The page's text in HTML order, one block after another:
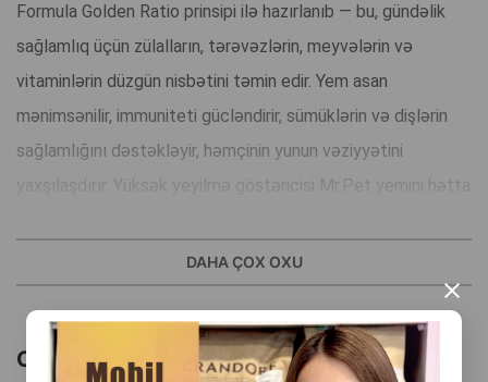
×
Formula Golden Ratio prinsipi ilə hazırlanıb — bu, gündəlik
sağlamlıq üçün zülalların, tərəvəzlərin, meyvələrin və
vitaminlərin düzgün nisbətini təmin edir. Yem asan
mənimsənilir, immuniteti gücləndirir, sümüklərin və dişlərin
sağlamlığını dəstəkləyir, həmçinin yunun vəziyyətini
yaxşılaşdırır. Yüksək yeyilmə göstəricisi Mr.Pet yemini hətta
• Balıq + toyuq — yüksək keyfiyyətli heyvani zülal mənbələri
• Vitaminlər və minerallar — immunitet və enerji üçün
• Tərkibdə faydalı tərəvəz və meyvələr
DAHA ÇOX OXU
Oxşar məhsullar